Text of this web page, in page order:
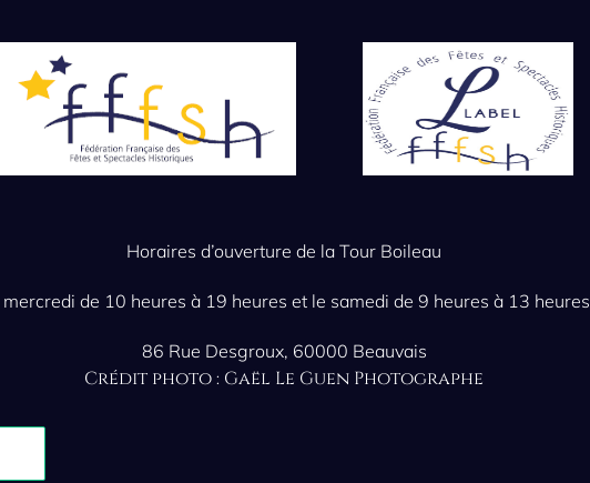
Horaires d’ouverture de la Tour Boileau
mercredi de 10 heures à 19 heures et le samedi de 9 heures à 13 heures
86 Rue Desgroux, 60000 Beauvais
Crédit photo : Gaël Le Guen Photographe